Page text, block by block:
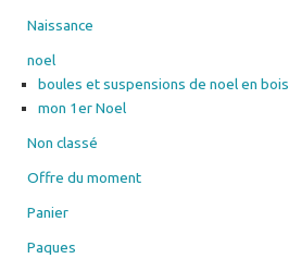
Naissance
noel
boules et suspensions de noel en bois
mon 1er Noel
Non classé
Offre du moment
Panier
Paques